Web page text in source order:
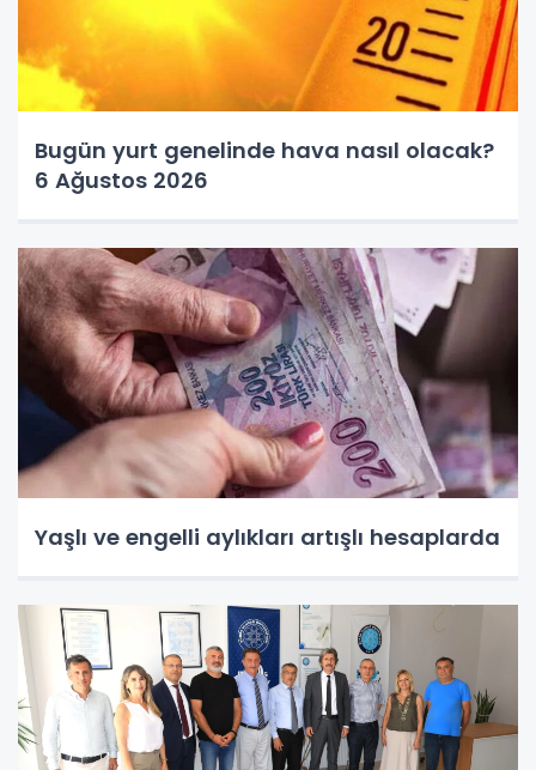
Bugün yurt genelinde hava nasıl olacak?
6 Ağustos 2026
Yaşlı ve engelli aylıkları artışlı hesaplarda